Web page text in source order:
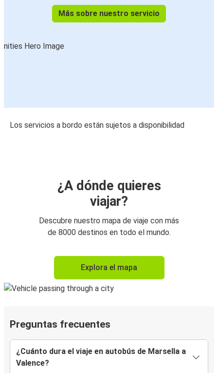
Más sobre nuestro servicio
Los servicios a bordo están sujetos a disponibilidad
¿A dónde quieres
viajar?
Descubre nuestro mapa de viaje con más
de 8000 destinos en todo el mundo.
Explora el mapa
Preguntas frecuentes
¿Cuánto dura el viaje en autobús de Marsella a
Valence?